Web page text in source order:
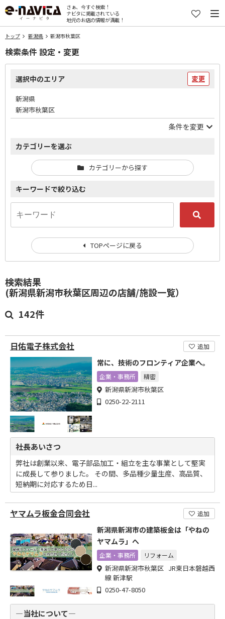
さぁ、今すぐ検索！
ナビタに掲載されている
地元のお店の情報が満載！
トップ 新潟県 新潟市秋葉区
検索結果
(新潟県新潟市秋葉区周辺の店舗/施設一覧）
142件
日佑電子株式会社 追加
常に、技術のフロンティア企業へ。
企業・事務所 精密
新潟県新潟市秋葉区
0250-22-2111
社長あいさつ
弊社は創業以来、電子部品加工・組立を主な事業として堅実
に成長して参りました。 その間、多品種少量生産、高品質、
短納期に対応するため日...
ヤマムラ板金合同会社 追加
新潟県新潟市の建築板金は「やねの
ヤマムラ」へ
企業・事務所 リフォーム
新潟県新潟市秋葉区 JR東日本磐越西
線 新津駅
0250-47-8050
―当社について―
検索条件 設定・変更
選択中のエリア 変更
新潟県
新潟市秋葉区
条件を変更
カテゴリーを選ぶ
カテゴリーから探す
キーワードで絞り込む
TOPページに戻る